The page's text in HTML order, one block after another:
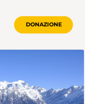
DONAZIONE